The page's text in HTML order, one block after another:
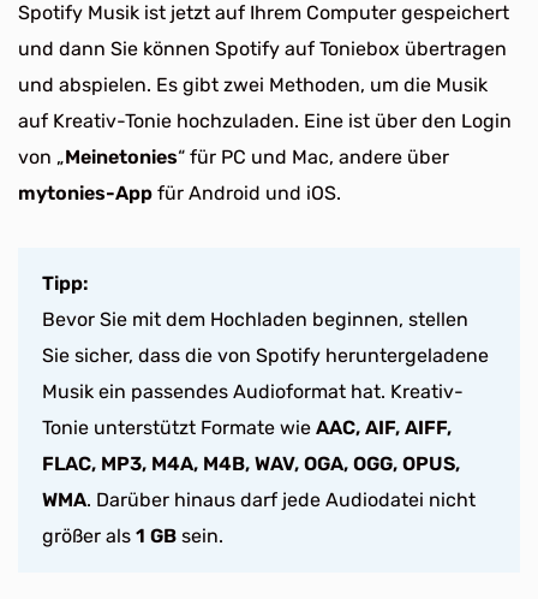
Spotify Musik ist jetzt auf Ihrem Computer gespeichert
und dann Sie können Spotify auf Toniebox übertragen
und abspielen. Es gibt zwei Methoden, um die Musik
auf Kreativ-Tonie hochzuladen. Eine ist über den Login
von „Meinetonies“ für PC und Mac, andere über
mytonies-App für Android und iOS.
Tipp:
Bevor Sie mit dem Hochladen beginnen, stellen
Sie sicher, dass die von Spotify heruntergeladene
Musik ein passendes Audioformat hat. Kreativ-
Tonie unterstützt Formate wie AAC, AIF, AIFF,
FLAC, MP3, M4A, M4B, WAV, OGA, OGG, OPUS,
WMA. Darüber hinaus darf jede Audiodatei nicht
größer als 1 GB sein.